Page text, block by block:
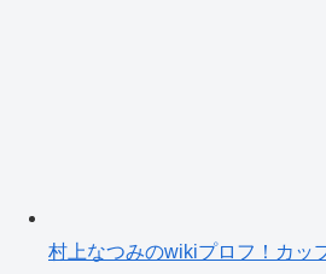
村上なつみのwikiプロフ！カッ